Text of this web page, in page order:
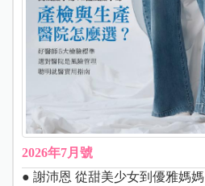
2026年7月號
● 謝沛恩 從甜美少女到優雅媽媽